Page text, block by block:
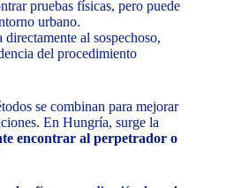
pruebas físicas, pero puede
urbano.
directamente al sospechoso,
del procedimiento
se combinan para mejorar
En Hungría, surge la
encontrar al perpetrador o